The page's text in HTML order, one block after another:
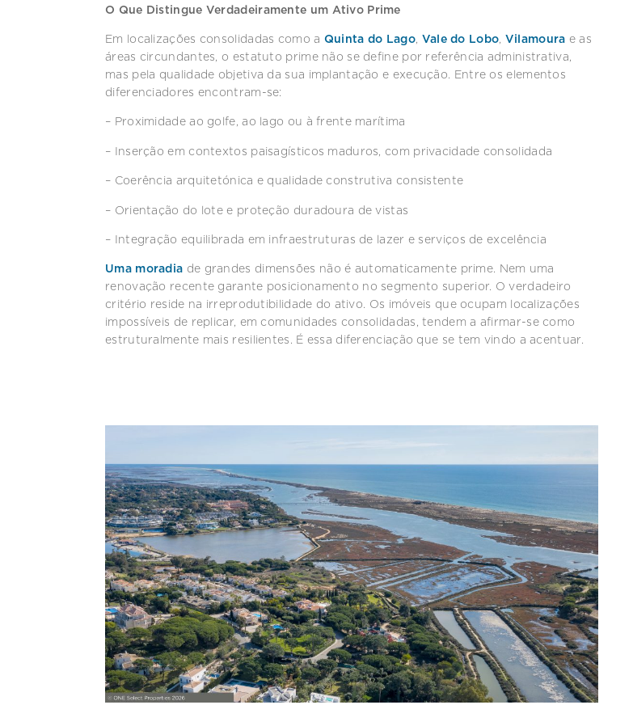
O Que Distingue Verdadeiramente um Ativo Prime
Em localizações consolidadas como a Quinta do Lago, Vale do Lobo, Vilamoura e as
áreas circundantes, o estatuto prime não se define por referência administrativa,
mas pela qualidade objetiva da sua implantação e execução. Entre os elementos
diferenciadores encontram-se:
– Proximidade ao golfe, ao lago ou à frente marítima
– Inserção em contextos paisagísticos maduros, com privacidade consolidada
– Coerência arquitetónica e qualidade construtiva consistente
– Orientação do lote e proteção duradoura de vistas
– Integração equilibrada em infraestruturas de lazer e serviços de excelência
Uma moradia de grandes dimensões não é automaticamente prime. Nem uma
renovação recente garante posicionamento no segmento superior. O verdadeiro
critério reside na irreprodutibilidade do ativo. Os imóveis que ocupam localizações
impossíveis de replicar, em comunidades consolidadas, tendem a afirmar-se como
estruturalmente mais resilientes. É essa diferenciação que se tem vindo a acentuar.